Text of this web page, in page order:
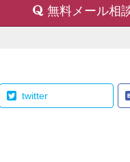
無料メール相
twitter